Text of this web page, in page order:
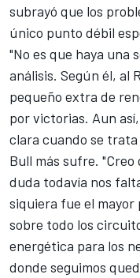
subrayó que los
único punto débil
"No es que haya una
análisis. Según él, al
pequeño extra de
por victorias. Aun
clara cuando se
Bull más sufre.
duda todavía nos
siquiera fue el mayor
sobre todo los
energética para los
donde seguimos